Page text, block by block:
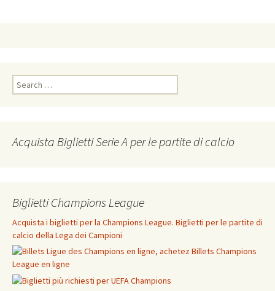
Search
for:
Acquista Biglietti Serie A per le partite di calcio
Biglietti Champions League
Acquista i biglietti per la Champions League. Biglietti per le partite di
calcio della Lega dei Campioni